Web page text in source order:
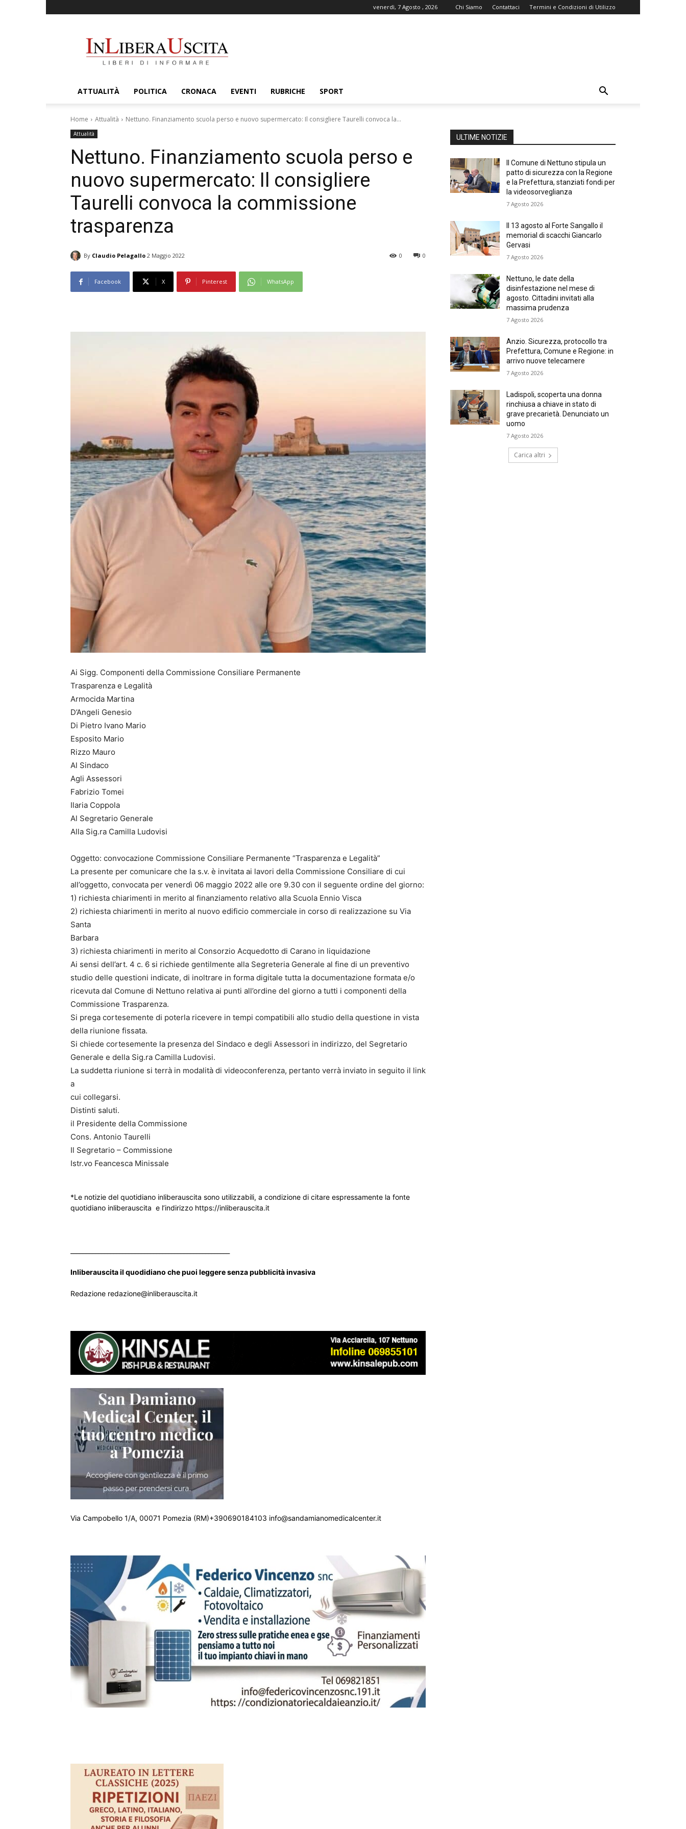
venerdì, 7 Agosto , 2026 Chi Siamo Contattaci Termini e Condizioni di Utilizzo
ATTUALITÀ POLITICA CRONACA EVENTI RUBRICHE SPORT
Home Attualità Nettuno. Finanziamento scuola perso e nuovo supermercato: Il consigliere Taurelli convoca la...
Attualità
Nettuno. Finanziamento scuola perso e
nuovo supermercato: Il consigliere
Taurelli convoca la commissione
trasparenza
By Claudio Pelagallo 2 Maggio 2022 0
0
Facebook X Pinterest WhatsApp
Ai Sigg. Componenti della Commissione Consiliare Permanente
Trasparenza e Legalità
Armocida Martina
D’Angeli Genesio
Di Pietro Ivano Mario
Esposito Mario
Rizzo Mauro
Al Sindaco
Agli Assessori
Fabrizio Tomei
Ilaria Coppola
Al Segretario Generale
Alla Sig.ra Camilla Ludovisi
Oggetto: convocazione Commissione Consiliare Permanente “Trasparenza e Legalità”
La presente per comunicare che la s.v. è invitata ai lavori della Commissione Consiliare di cui
all’oggetto, convocata per venerdì 06 maggio 2022 alle ore 9.30 con il seguente ordine del giorno:
1) richiesta chiarimenti in merito al finanziamento relativo alla Scuola Ennio Visca
2) richiesta chiarimenti in merito al nuovo edificio commerciale in corso di realizzazione su Via
Santa
Barbara
3) richiesta chiarimenti in merito al Consorzio Acquedotto di Carano in liquidazione
Ai sensi dell’art. 4 c. 6 si richiede gentilmente alla Segreteria Generale al fine di un preventivo
studio delle questioni indicate, di inoltrare in forma digitale tutta la documentazione formata e/o
ricevuta dal Comune di Nettuno relativa ai punti all’ordine del giorno a tutti i componenti della
Commissione Trasparenza.
Si prega cortesemente di poterla ricevere in tempi compatibili allo studio della questione in vista
della riunione fissata.
Si chiede cortesemente la presenza del Sindaco e degli Assessori in indirizzo, del Segretario
Generale e della Sig.ra Camilla Ludovisi.
La suddetta riunione si terrà in modalità di videoconferenza, pertanto verrà inviato in seguito il link
a
cui collegarsi.
Distinti saluti.
il Presidente della Commissione
Cons. Antonio Taurelli
Il Segretario – Commissione
Istr.vo Feancesca Minissale
*Le notizie del quotidiano inliberauscita sono utilizzabili, a condizione di citare espressamente la fonte
quotidiano inliberauscita e l’indirizzo https://inliberauscita.it
Inliberauscita il quodidiano che puoi leggere senza pubblicità invasiva
Redazione redazione@inliberauscita.it
Via Campobello 1/A, 00071 Pomezia (RM)+390690184103 info@sandamianomedicalcenter.it
ULTIME NOTIZIE
Il Comune di Nettuno stipula un
patto di sicurezza con la Regione
e la Prefettura, stanziati fondi per
la videosorveglianza
7 Agosto 2026
Il 13 agosto al Forte Sangallo il
memorial di scacchi Giancarlo
Gervasi
7 Agosto 2026
Nettuno, le date della
disinfestazione nel mese di
agosto. Cittadini invitati alla
massima prudenza
7 Agosto 2026
Anzio. Sicurezza, protocollo tra
Prefettura, Comune e Regione: in
arrivo nuove telecamere
7 Agosto 2026
Ladispoli, scoperta una donna
rinchiusa a chiave in stato di
grave precarietà. Denunciato un
uomo
7 Agosto 2026
Carica altri